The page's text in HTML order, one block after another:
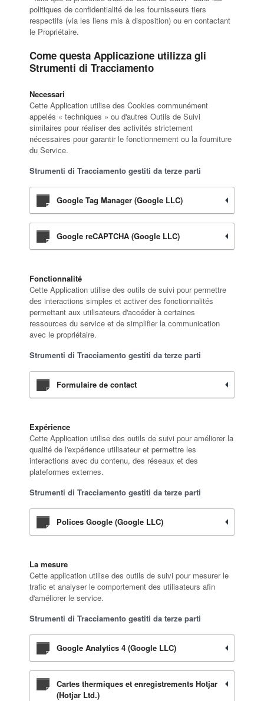
politiques de confidentialité de les fournisseurs tiers
respectifs (via les liens mis à disposition) ou en contactant
le Propriétaire.
Come questa Applicazione utilizza gli
Strumenti di Tracciamento
Necessari
Cette Application utilise des Cookies communément
appelés « techniques » ou d'autres Outils de Suivi
similaires pour réaliser des activités strictement
nécessaires pour garantir le fonctionnement ou la fourniture
du Service.
Strumenti di Tracciamento gestiti da terze parti
Google Tag Manager (Google LLC)
Google reCAPTCHA (Google LLC)
Fonctionnalité
Cette Application utilise des outils de suivi pour permettre
des interactions simples et activer des fonctionnalités
permettant aux utilisateurs d'accéder à certaines
ressources du service et de simplifier la communication
avec le propriétaire.
Strumenti di Tracciamento gestiti da terze parti
Formulaire de contact
Expérience
Cette Application utilise des outils de suivi pour améliorer la
qualité de l'expérience utilisateur et permettre les
interactions avec du contenu, des réseaux et des
plateformes externes.
Strumenti di Tracciamento gestiti da terze parti
Polices Google (Google LLC)
La mesure
Cette application utilise des outils de suivi pour mesurer le
trafic et analyser le comportement des utilisateurs afin
d'améliorer le service.
Strumenti di Tracciamento gestiti da terze parti
Google Analytics 4 (Google LLC)
Cartes thermiques et enregistrements Hotjar
(Hotjar Ltd.)